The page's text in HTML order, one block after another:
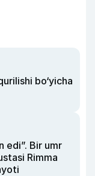
bo‘yicha
edi”. Bir umr
Rimma